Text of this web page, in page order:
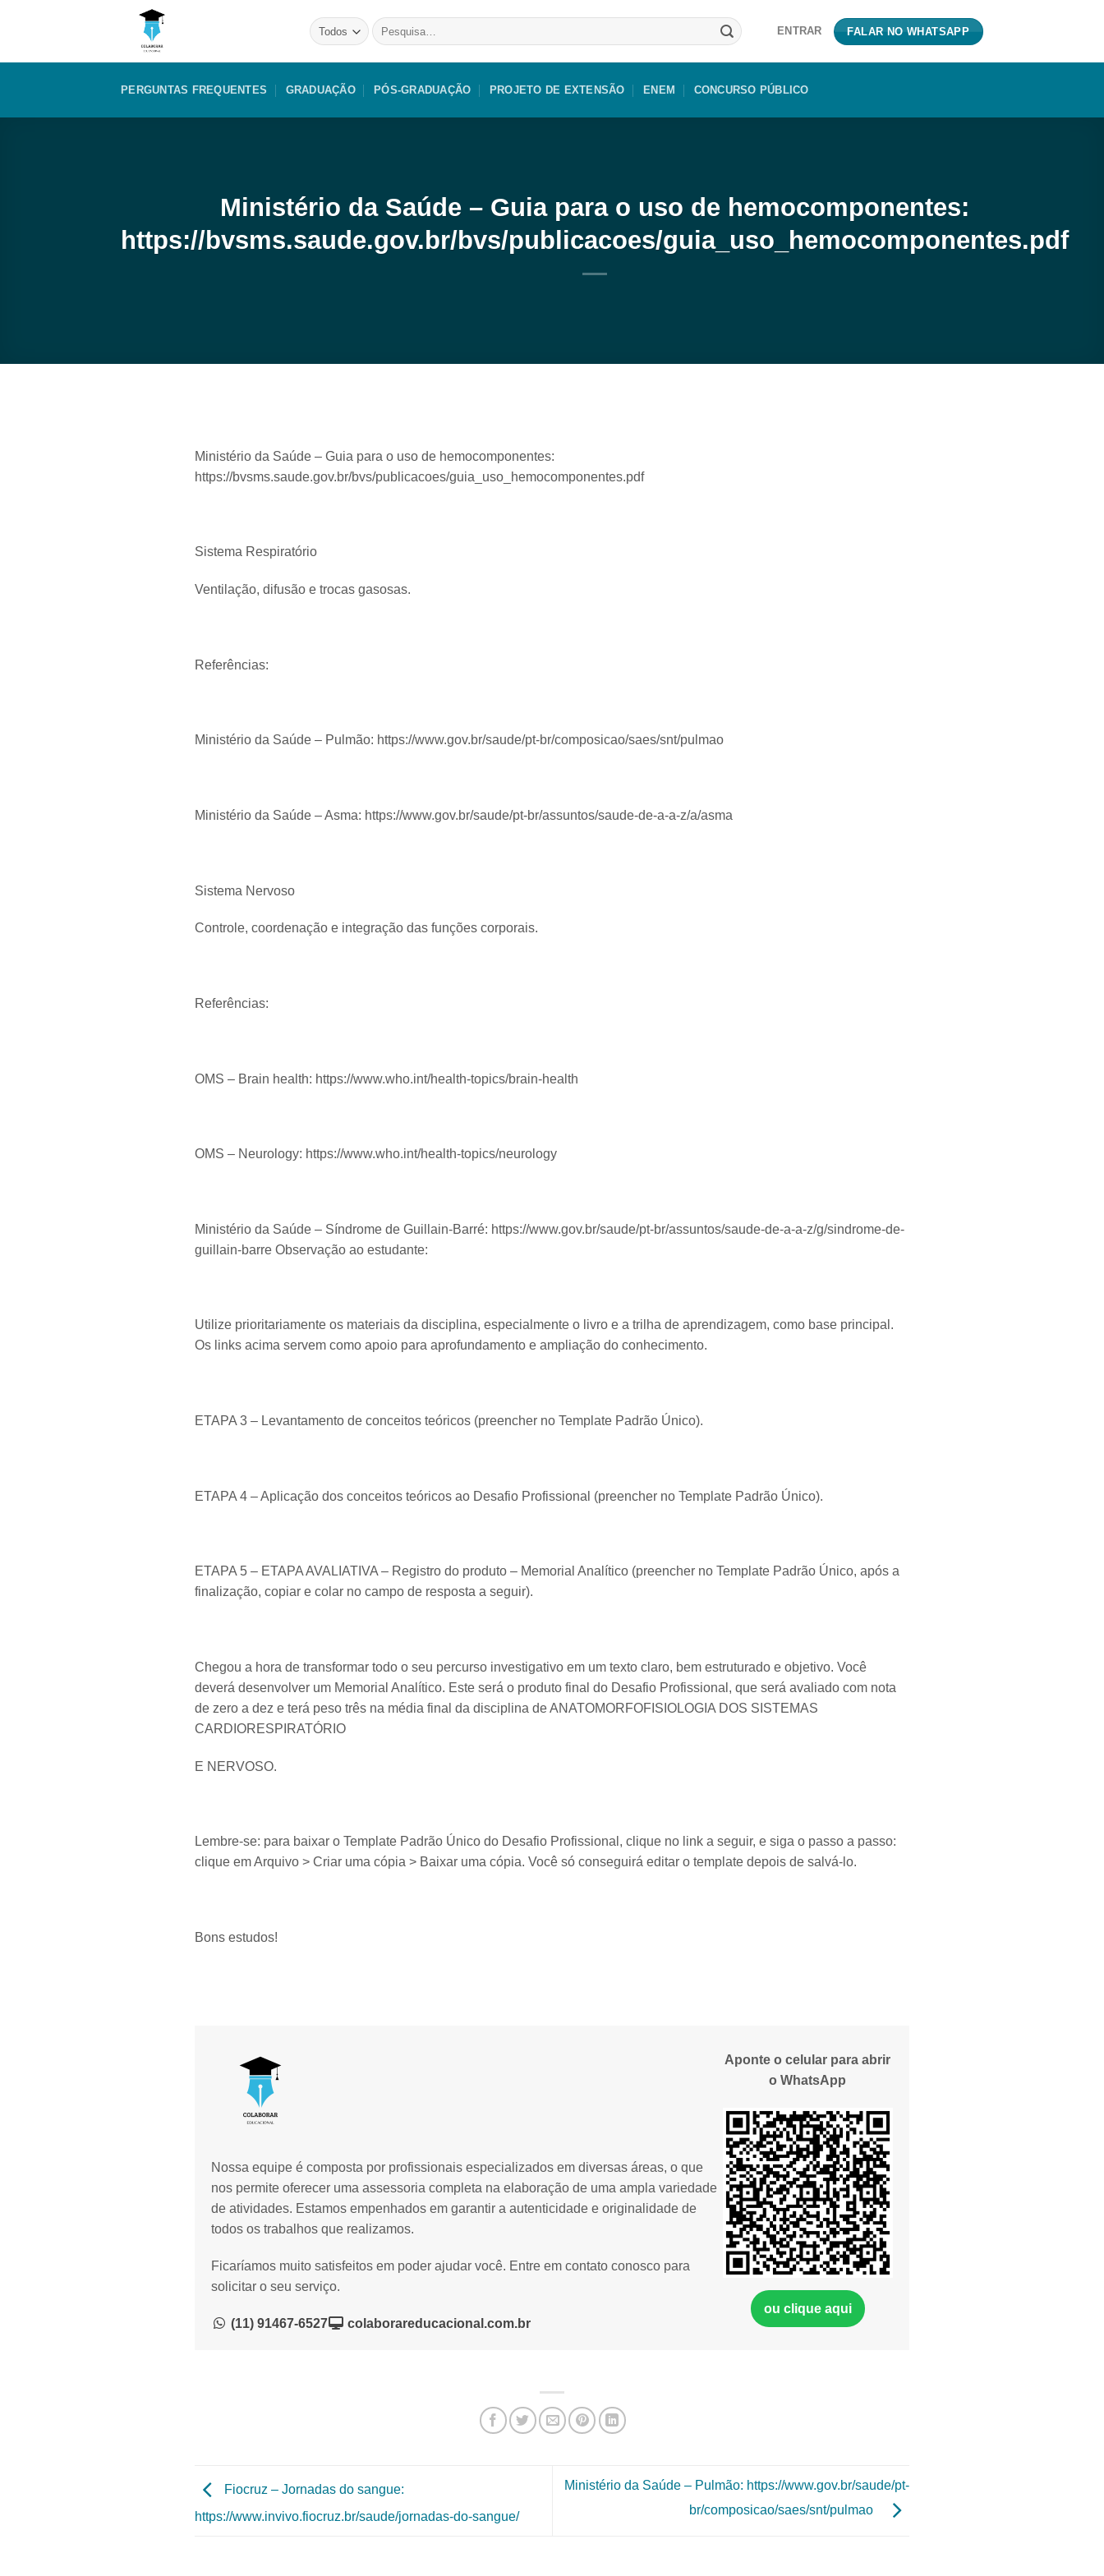
Pesquisar
por:
ENTRAR FALAR NO WHATSAPP
PERGUNTAS FREQUENTES GRADUAÇÃO PÓS-GRADUAÇÃO PROJETO DE EXTENSÃO ENEM CONCURSO PÚBLICO
Ministério da Saúde – Guia para o uso de hemocomponentes:
https://bvsms.saude.gov.br/bvs/publicacoes/guia_uso_hemocomponentes.pdf
Ministério da Saúde – Guia para o uso de hemocomponentes:
https://bvsms.saude.gov.br/bvs/publicacoes/guia_uso_hemocomponentes.pdf
Sistema Respiratório
Ventilação, difusão e trocas gasosas.
Referências:
Ministério da Saúde – Pulmão: https://www.gov.br/saude/pt-br/composicao/saes/snt/pulmao
Ministério da Saúde – Asma: https://www.gov.br/saude/pt-br/assuntos/saude-de-a-a-z/a/asma
Sistema Nervoso
Controle, coordenação e integração das funções corporais.
Referências:
OMS – Brain health: https://www.who.int/health-topics/brain-health
OMS – Neurology: https://www.who.int/health-topics/neurology
Ministério da Saúde – Síndrome de Guillain-Barré: https://www.gov.br/saude/pt-br/assuntos/saude-de-a-a-z/g/sindrome-de-
guillain-barre Observação ao estudante:
Utilize prioritariamente os materiais da disciplina, especialmente o livro e a trilha de aprendizagem, como base principal.
Os links acima servem como apoio para aprofundamento e ampliação do conhecimento.
ETAPA 3 – Levantamento de conceitos teóricos (preencher no Template Padrão Único).
ETAPA 4 – Aplicação dos conceitos teóricos ao Desafio Profissional (preencher no Template Padrão Único).
ETAPA 5 – ETAPA AVALIATIVA – Registro do produto – Memorial Analítico (preencher no Template Padrão Único, após a
finalização, copiar e colar no campo de resposta a seguir).
Chegou a hora de transformar todo o seu percurso investigativo em um texto claro, bem estruturado e objetivo. Você
deverá desenvolver um Memorial Analítico. Este será o produto final do Desafio Profissional, que será avaliado com nota
de zero a dez e terá peso três na média final da disciplina de ANATOMORFOFISIOLOGIA DOS SISTEMAS
CARDIORESPIRATÓRIO
E NERVOSO.
Lembre-se: para baixar o Template Padrão Único do Desafio Profissional, clique no link a seguir, e siga o passo a passo:
clique em Arquivo > Criar uma cópia > Baixar uma cópia. Você só conseguirá editar o template depois de salvá-lo.
Bons estudos!
Nossa equipe é composta por profissionais especializados em diversas áreas, o que
nos permite oferecer uma assessoria completa na elaboração de uma ampla variedade
de atividades. Estamos empenhados em garantir a autenticidade e originalidade de
todos os trabalhos que realizamos.
Ficaríamos muito satisfeitos em poder ajudar você. Entre em contato conosco para
solicitar o seu serviço.
(11) 91467-6527 colaborareducacional.com.br
Aponte o celular para abrir
o WhatsApp
ou clique aqui
Fiocruz – Jornadas do sangue:
https://www.invivo.fiocruz.br/saude/jornadas-do-sangue/
Ministério da Saúde – Pulmão: https://www.gov.br/saude/pt-
br/composicao/saes/snt/pulmao